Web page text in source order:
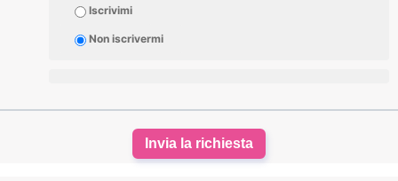
Iscrivimi
Non iscrivermi
Invia la richiesta